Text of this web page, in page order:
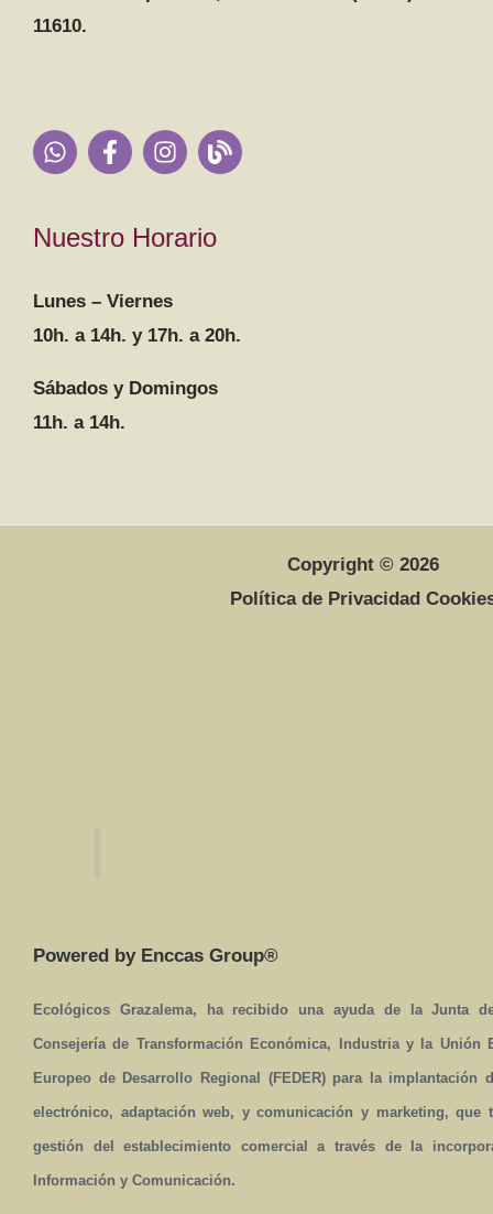
11610.
Nuestro Horario
Lunes – Viernes
10h. a 14h. y 17h. a 20h.
Sábados y Domingos
11h. a 14h.
Copyright © 2026
Política de Privacidad
Powered by Enccas Group®
Ecológicos Grazalema, ha recibido una ayuda de la Junta
Consejería de Transformación Económica, Industria y la Unión
Europeo de Desarrollo Regional (FEDER) para la implantación
electrónico, adaptación web, y comunicación y marketing,
gestión del establecimiento comercial a través de la
Información y Comunicación.